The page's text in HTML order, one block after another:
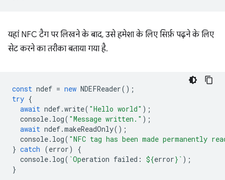
यहां NFC टैग पर लिखने के बाद, उसे हमेशा के लिए सिर्फ़ पढ़ने के लिए
सेट करने का तरीका बताया गया है.
const ndef = new NDEFReader();
try {
await ndef.write( "Hello world" );
console. log( "Message written." );
await ndef.makeReadOnly();
console. log( "NFC tag has been made
} catch (error)
{
console. log( `Operation failed: ${error} ` );
}